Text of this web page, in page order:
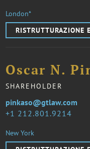
London*
RISTRUTTURAZIONE
Oscar N.
SHAREHOLDER
1 212.801.9214
pinkaso@gtlaw.com
New York